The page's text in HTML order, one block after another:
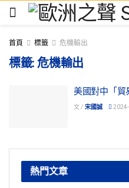
首頁 標籤 危機輸出
標籤:危機輸出
美國對中「貿
文 / 宋國誠
熱門文章